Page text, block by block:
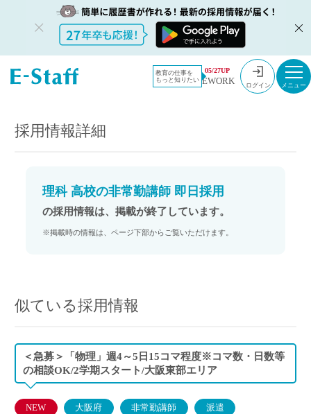
教育の仕事を
もっと知りたい
05/27UP
EWORK ログイン
教員採用情
報のイー・
採用情報
理科 高校の非常勤講師 即日採用
採用情報詳細
理科 高校の非常勤講師 即日採用
の採用情報は、掲載が終了しています。
※掲載時の情報は、ページ下部からご覧いただけます。
似ている採用情報
＜急募＞「物理」週4～5日15コマ程度※コマ数・日数等
の相談OK/2学期スタート/大阪東部エリア
NEW 大阪府 非常勤講師 派遣